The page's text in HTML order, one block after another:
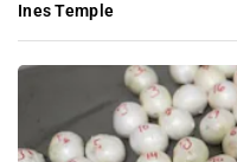
Ines Temple